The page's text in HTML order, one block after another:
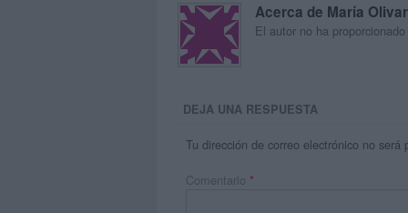
Acerca de María
El autor no ha
DEJA UNA RESPUESTA
Tu dirección de correo electrónico no será
Comentario *